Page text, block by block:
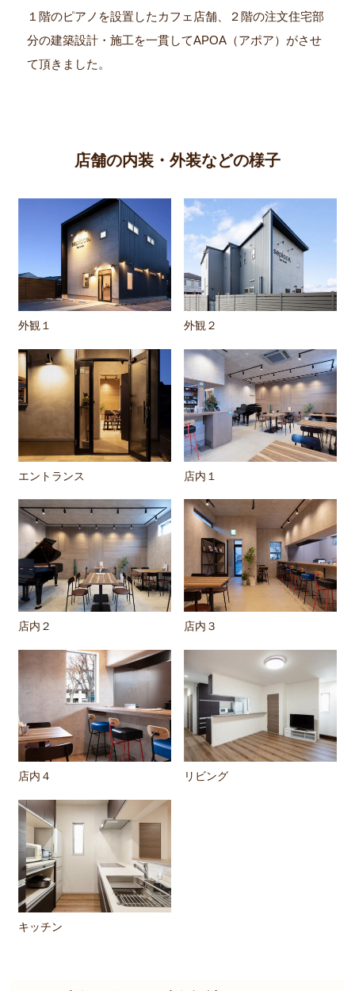
１階のピアノを設置したカフェ店舗、２階の注文住宅部
分の建築設計・施工を一貫してAPOA（アポア）がさせ
て頂きました。
店舗の内装・外装などの様子
外観１ 外観２
エントランス 店内１
店内２ 店内３
店内４ リビング
キッチン